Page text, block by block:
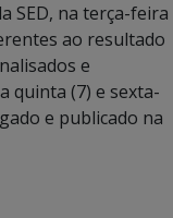
SED, na terça-feira
ao resultado
e
quinta (7) e sexta-
e publicado na